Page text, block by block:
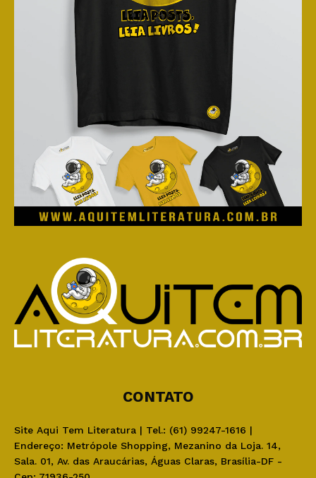
CONTATO
Site Aqui Tem Literatura | Tel.: (61) 99247-1616 |
Endereço: Metrópole Shopping, Mezanino da Loja. 14,
Sala. 01, Av. das Araucárias, Águas Claras, Brasília-DF -